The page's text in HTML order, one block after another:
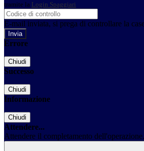
tramite la Login Spaggiari
E-mail inviata, si prega di controllare la
Errore
Chiudi
Successo
Chiudi
Informazione
Chiudi
Attendere...
Attendere il completamento